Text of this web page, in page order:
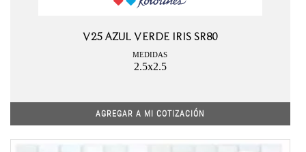
V25 AZUL VERDE IRIS SR80
MEDIDAS
2.5x2.5
AGREGAR A MI COTIZACIÓN